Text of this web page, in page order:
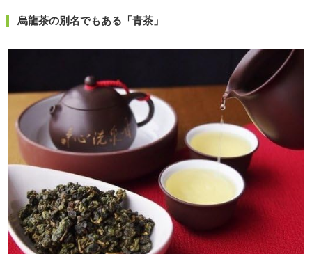
烏龍茶の別名でもある「青茶」